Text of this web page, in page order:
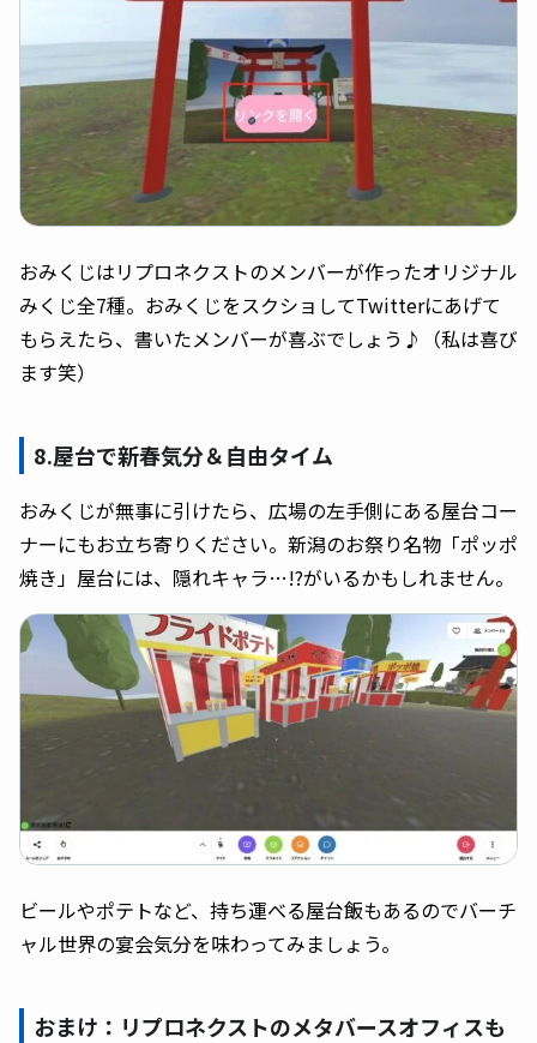
おみくじはリプロネクストのメンバーが作ったオリジナル
みくじ全7種。おみくじをスクショしてTwitterにあげて
もらえたら、書いたメンバーが喜ぶでしょう♪（私は喜び
ます笑）
8.屋台で新春気分＆自由タイム
おみくじが無事に引けたら、広場の左手側にある屋台コー
ナーにもお立ち寄りください。新潟のお祭り名物「ポッポ
焼き」屋台には、隠れキャラ…!?がいるかもしれません。
ビールやポテトなど、持ち運べる屋台飯もあるのでバーチ
ャル世界の宴会気分を味わってみましょう。
おまけ：リプロネクストのメタバースオフィスも